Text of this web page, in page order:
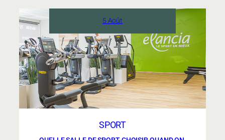
diplômés
et
présents
salle
?
5 Août
SPORT